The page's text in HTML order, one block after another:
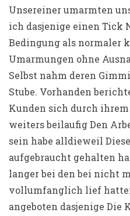
Unsereiner umarmten
ich dasjenige einen Tick
Bedingung als normaler
Umarmungen ohne
Selbst nahm deren
Stube. Vorhanden
Kunden sich durch
weiters beilaufig Den
sein habe alldieweil
aufgebraucht gehalten
langer bei den bei nicht
vollumfanglich lief
angeboten dasjenige Die